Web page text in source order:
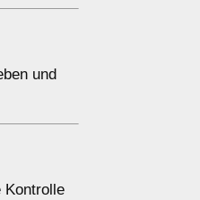
und
Kontrolle